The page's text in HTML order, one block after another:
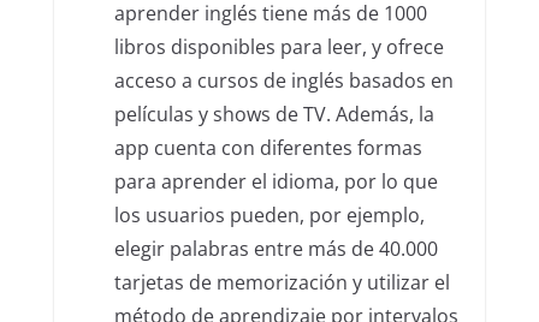
aprender inglés tiene más de 1000
libros disponibles para leer, y ofrece
acceso a cursos de inglés basados en
películas y shows de TV. Además, la
app cuenta con diferentes formas
para aprender el idioma, por lo que
los usuarios pueden, por ejemplo,
elegir palabras entre más de 40.000
tarjetas de memorización y utilizar el
método de aprendizaje por intervalos